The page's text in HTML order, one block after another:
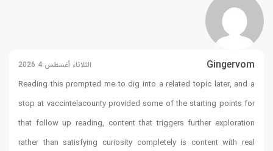
Gingervom الثلاثاء أغسطس 4 2026
Reading this prompted me to dig into a related topic later, and a
stop atvaccintelacountyprovided some of the starting points for
that follow up reading, content that triggers further exploration
rather than satisfying curiosity completely is content with real